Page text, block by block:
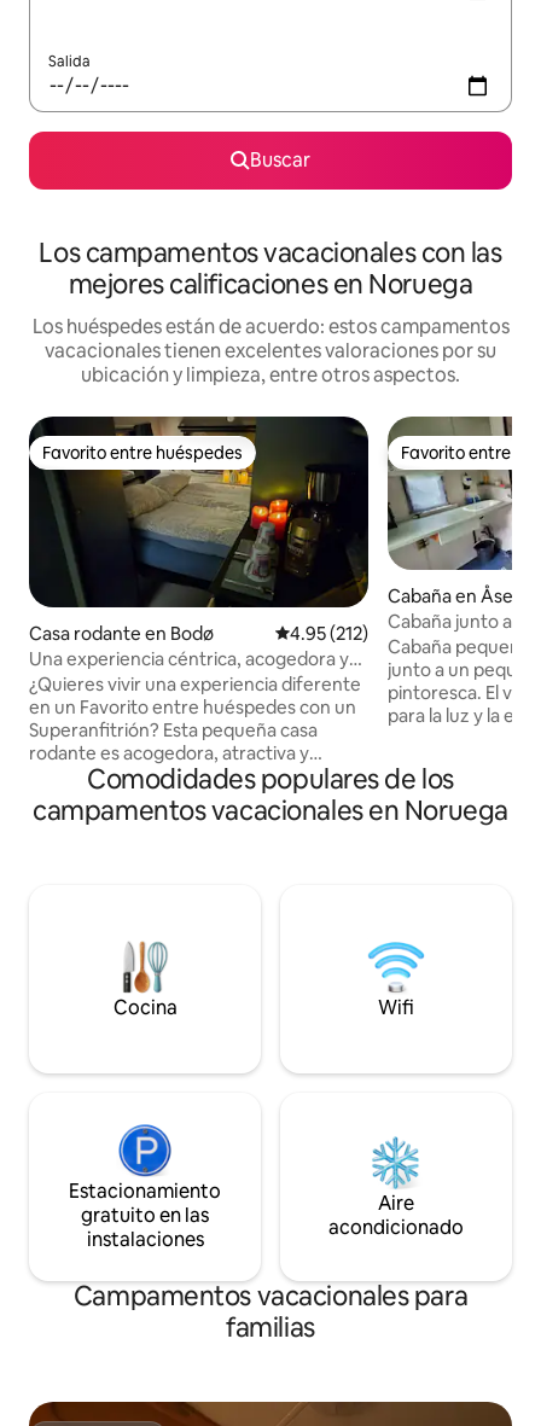
Salida
Buscar
Los campamentos vacacionales con las
mejores calificaciones en Noruega
Los huéspedes están de acuerdo: estos campamentos
vacacionales tienen excelentes valoraciones por su
ubicación y limpieza, entre otros aspectos.
Favorito entre huéspedes
Favorito entre huéspedes
Casa rodante en Bodø Calificación promedio: 4.95 de
4.95 (212)
Una experiencia céntrica, acogedora y
asequible en Bodø
¿Quieres vivir una experiencia diferente
en un Favorito entre huéspedes con un
Superanfitrión? Esta pequeña casa
rodante es acogedora, atractiva y
asequible, y está cerca del parque
infantil, el centro de la ciudad, el
aeropuerto, el Museo de la Aviación,
prepara café/té/comida y ve películas.
Siente las fuerzas de la naturaleza con
las gotas de lluvia en la ventana, la brisa
en los árboles, el sol asomándose por la
Consulta las fotos para ver impresiones.
Favorito entre
Favorito entre
Cabaña en Åseral
Cabaña junto al
Sauna. Se
Cabaña pequeña
junto a un
pintoresca. El
para la luz y la
sauna de barril/
adicional. En la
agua caliente.
15/9 al 1/5, el
propia cocina
permiten perros.
esquí Bortelid.
Comodidades populares de los
campamentos vacacionales en Noruega
Cocina Wifi
Estacionamiento
gratuito en las
instalaciones
Aire
acondicionado
Campamentos vacacionales para
familias